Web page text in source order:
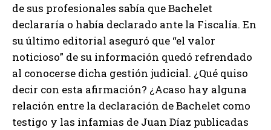
de sus profesionales sabía que Bachelet
declararía o había declarado ante la Fiscalía. En
su último editorial aseguró que “el valor
noticioso” de su información quedó refrendado
al conocerse dicha gestión judicial. ¿Qué quiso
decir con esta afirmación? ¿Acaso hay alguna
relación entre la declaración de Bachelet como
testigo y las infamias de Juan Díaz publicadas